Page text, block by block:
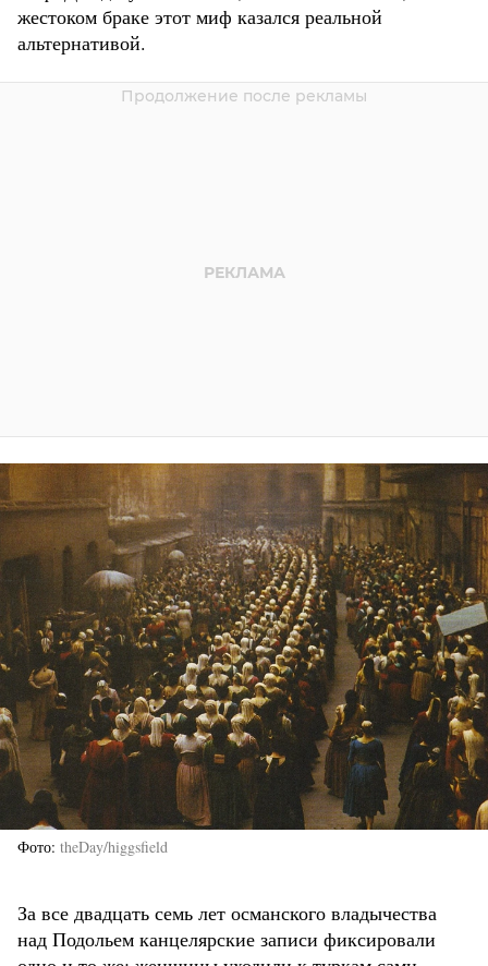
жестоком браке этот миф казался реальной
альтернативой.
Фото theDay/higgsfield
За все двадцать семь лет османского владычества
над Подольем канцелярские записи фиксировали